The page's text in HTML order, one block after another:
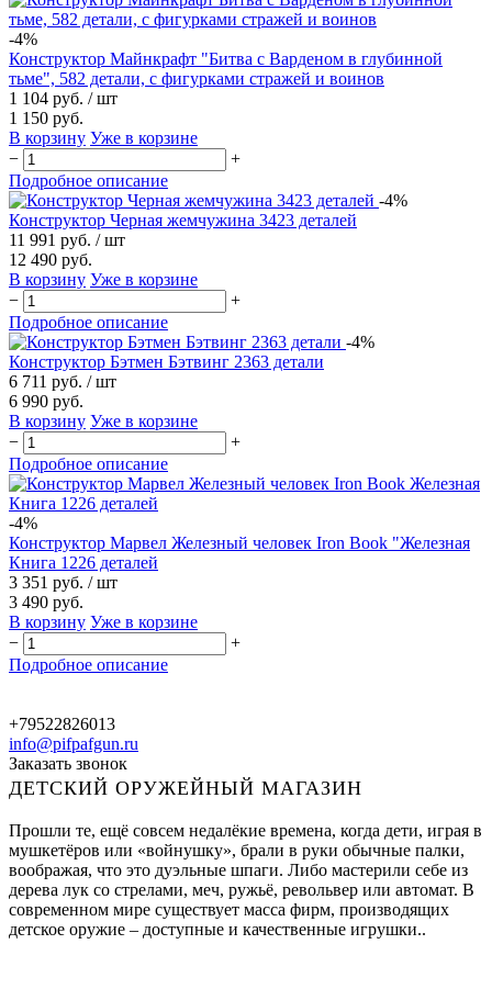
-4%
Конструктор Майнкрафт "Битва с Варденом в глубинной
тьме", 582 детали, с фигурками стражей и воинов
1 104 руб. / шт
1 150 руб.
В корзину Уже в корзине
−
+
Подробное описание
-4%
Конструктор Черная жемчужина 3423 деталей
11 991 руб. / шт
12 490 руб.
В корзину Уже в корзине
−
+
Подробное описание
-4%
Конструктор Бэтмен Бэтвинг 2363 детали
6 711 руб. / шт
6 990 руб.
В корзину Уже в корзине
−
+
Подробное описание
-4%
Конструктор Марвел Железный человек Iron Book "Железная
Книга 1226 деталей
3 351 руб. / шт
3 490 руб.
В корзину Уже в корзине
−
+
Подробное описание
+79522826013
info@pifpafgun.ru
Заказать звонок
ДЕТСКИЙ ОРУЖЕЙНЫЙ МАГАЗИН
Прошли те, ещё совсем недалёкие времена, когда дети, играя в
мушкетёров или «войнушку», брали в руки обычные палки,
воображая, что это дуэльные шпаги. Либо мастерили себе из
дерева лук со стрелами, меч, ружьё, револьвер или автомат. В
современном мире существует масса фирм, производящих
детское оружие – доступные и качественные игрушки..